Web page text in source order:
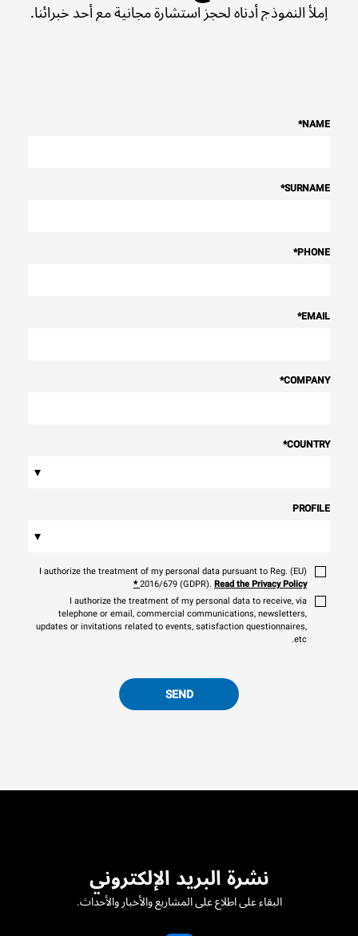
إملأ النموذج أدناه لحجز استشارة مجانية مع أحد خبرائنا.
NAME
*
SURNAME
*
PHONE
*
EMAIL
*
COMPANY
*
COUNTRY
*
▾
PROFILE
▾
I authorize the treatment of my personal data pursuant to Reg. (EU)
2016/679 (GDPR). Read the Privacy Policy
*
I authorize the treatment of my personal data to receive, via
telephone or email, commercial communications, newsletters,
updates or invitations related to events, satisfaction questionnaires,
etc.
SEND
نشرة البريد الإلكتروني
البقاء على اطلاع على المشاريع والأخبار والأحداث.